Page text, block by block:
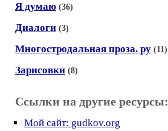
Я думаю (36)
Диалоги (3)
Многостродальная проза. ру (11)
Зарисовки (8)
Ссылки на другие ресурсы:
Мой сайт: gudkov.org